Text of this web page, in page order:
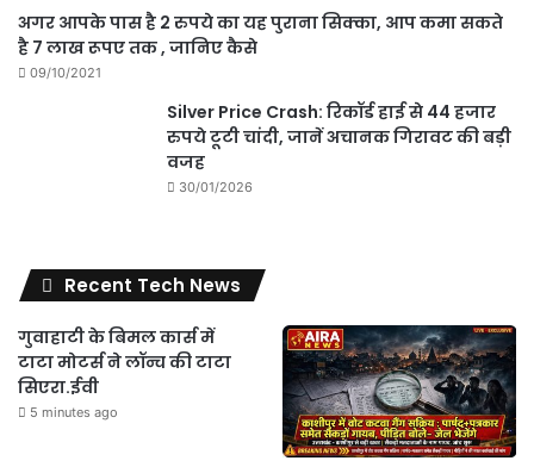
अगर आपके पास है 2 रुपये का यह पुराना सिक्का, आप कमा सकते
है 7 लाख रूपए तक , जानिए कैसे
09/10/2021
Silver Price Crash: रिकॉर्ड हाई से 44 हजार
रुपये टूटी चांदी, जानें अचानक गिरावट की बड़ी
वजह
30/01/2026
Recent Tech News
गुवाहाटी के बिमल कार्स में
टाटा मोटर्स ने लॉन्च की टाटा
सिएरा.ईवी
5 minutes ago